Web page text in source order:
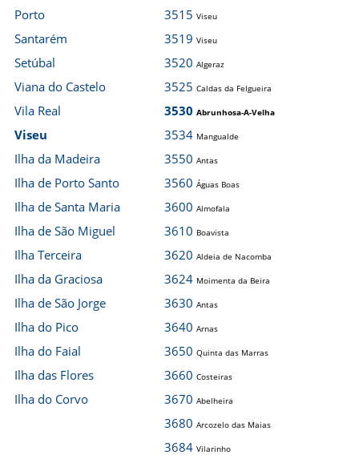
Porto
Santarém
Setúbal
Viana do Castelo
Vila Real
Viseu
Ilha da Madeira
Ilha de Porto Santo
Ilha de Santa Maria
Ilha de São Miguel
Ilha Terceira
Ilha da Graciosa
Ilha de São Jorge
Ilha do Pico
Ilha do Faial
Ilha das Flores
Ilha do Corvo
3515 Viseu
3519 Viseu
3520 Algeraz
3525 Caldas da Felgueira
3530 Abrunhosa-A-Velha
3534 Mangualde
3550 Antas
3560 Águas Boas
3600 Almofala
3610 Boavista
3620 Aldeia de Nacomba
3624 Moimenta da Beira
3630 Antas
3640 Arnas
3650 Quinta das Marras
3660 Costeiras
3670 Abelheira
3680 Arcozelo das Maias
3684 Vilarinho